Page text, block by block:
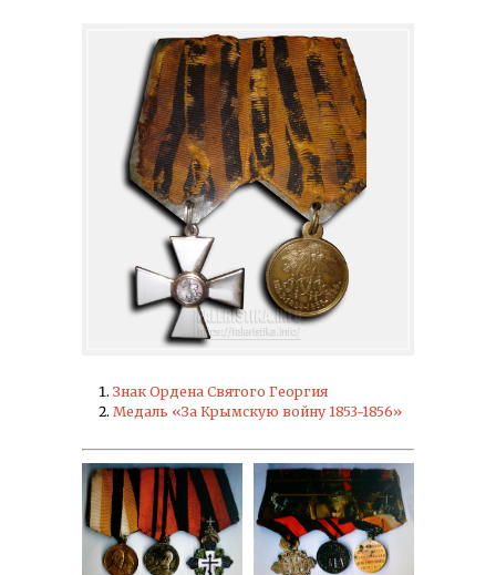
Знак Ордена Святого Георгия
Медаль «За Крымскую войну 1853-1856»